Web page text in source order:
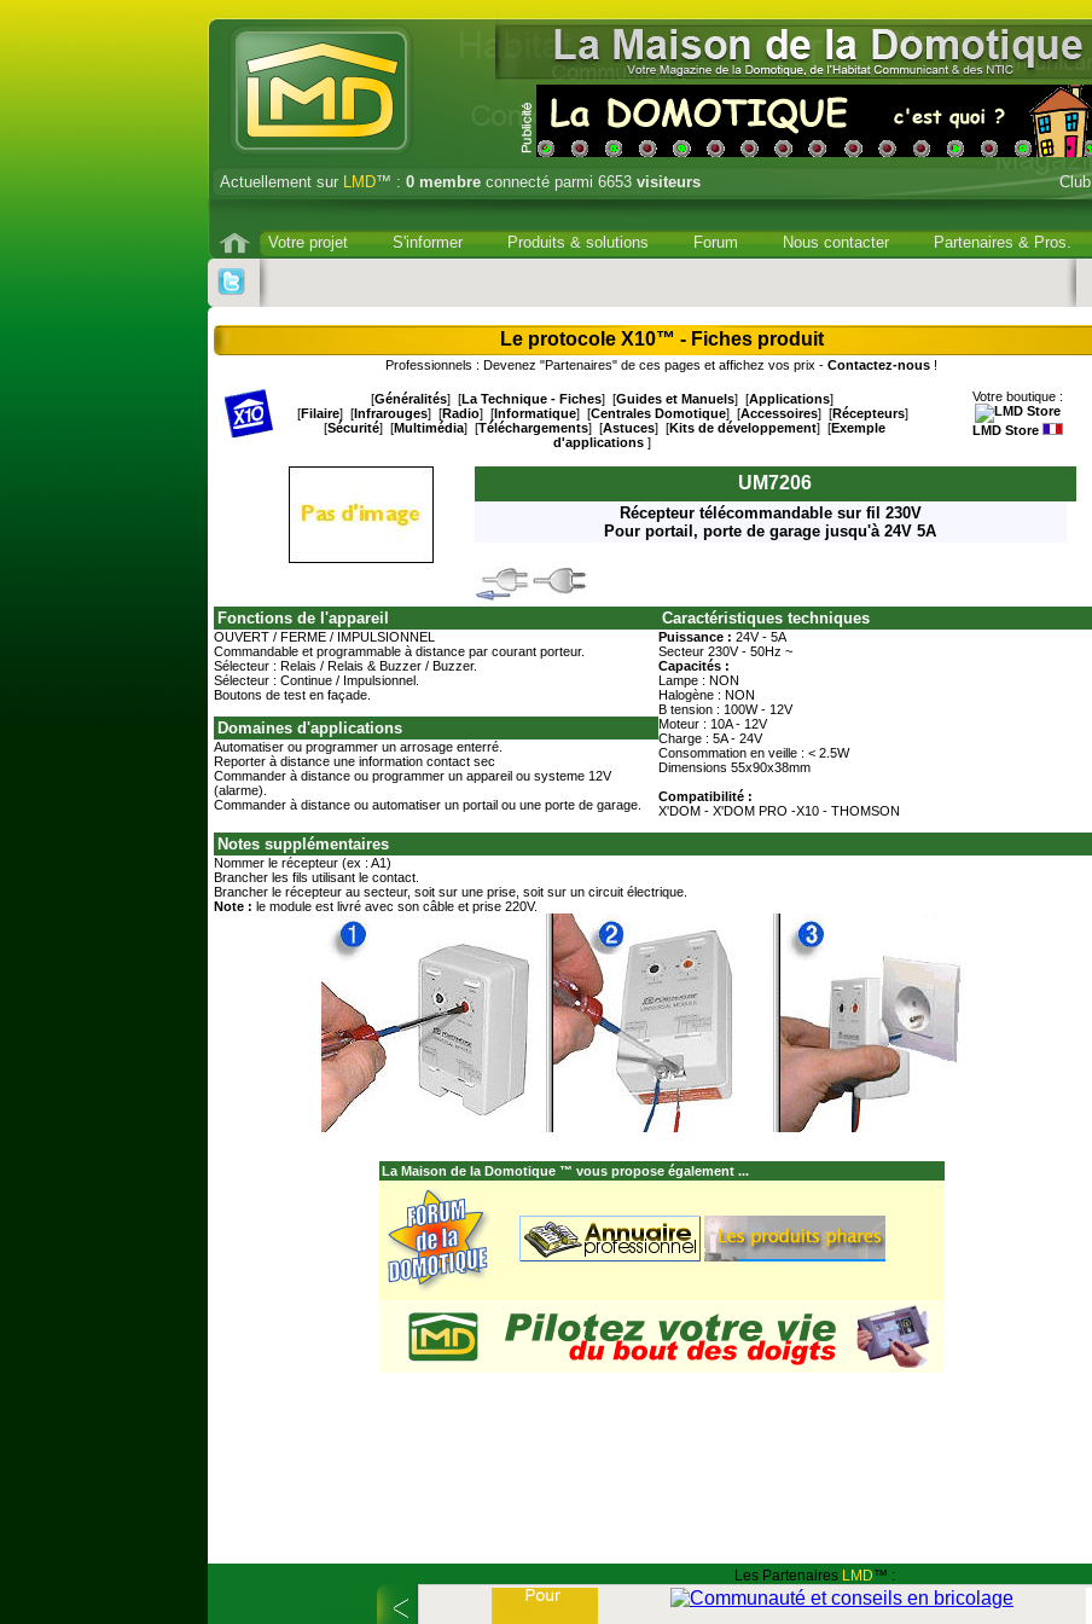
Actuellement sur LMD™ : 0 membre connecté parmi 6653 visiteurs Club
Votre projet S'informer Produits & solutions Forum Nous contacter Partenaires & Pros.
Le protocole X10™ - Fiches produit
Professionnels : Devenez "Partenaires" de ces pages et affichez vos prix - Contactez-nous !
[Généralités] [La Technique - Fiches] [Guides et Manuels] [Applications]
[Filaire] [Infrarouges] [Radio] [Informatique] [Centrales Domotique] [Accessoires] [Récepteurs]
[Sécurité] [Multimédia] [Téléchargements] [Astuces] [Kits de développement] [Exemple
d'applications ]
Votre boutique :
LMD Store
UM7206
Récepteur télécommandable sur fil 230V
Pour portail, porte de garage jusqu'à 24V 5A
Fonctions de l'appareil
OUVERT / FERME / IMPULSIONNEL
Commandable et programmable à distance par courant porteur.
Sélecteur : Relais / Relais & Buzzer / Buzzer.
Sélecteur : Continue / Impulsionnel.
Boutons de test en façade.
Domaines d'applications
Automatiser ou programmer un arrosage enterré.
Reporter à distance une information contact sec
Commander à distance ou programmer un appareil ou systeme 12V
(alarme).
Commander à distance ou automatiser un portail ou une porte de garage.
Caractéristiques techniques
Puissance : 24V - 5A
Secteur 230V - 50Hz ~
Capacités :
Lampe : NON
Halogène : NON
B tension : 100W - 12V
Moteur : 10A - 12V
Charge : 5A - 24V
Consommation en veille : < 2.5W
Dimensions 55x90x38mm
Compatibilité :
X'DOM - X'DOM PRO -X10 - THOMSON
Notes supplémentaires
Nommer le récepteur (ex : A1)
Brancher les fils utilisant le contact.
Brancher le récepteur au secteur, soit sur une prise, soit sur un circuit électrique.
Note : le module est livré avec son câble et prise 220V.
La Maison de la Domotique ™ vous propose également ...
Les Partenaires LMD™ :